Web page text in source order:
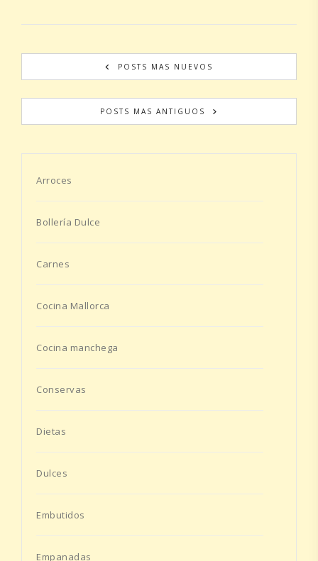
POSTS MAS NUEVOS
POSTS MAS ANTIGUOS
Arroces
Bollería Dulce
Carnes
Cocina Mallorca
Cocina manchega
Conservas
Dietas
Dulces
Embutidos
Empanadas